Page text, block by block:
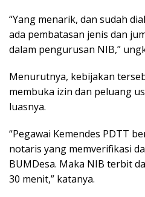
“Yang menarik, dan sudah
ada pembatasan jenis dan
dalam pengurusan NIB,”
Menurutnya, kebijakan
membuka izin dan peluang
luasnya.
“Pegawai Kemendes PDTT
notaris yang memverifikasi
BUMDesa. Maka NIB terbit
30 menit,” katanya.